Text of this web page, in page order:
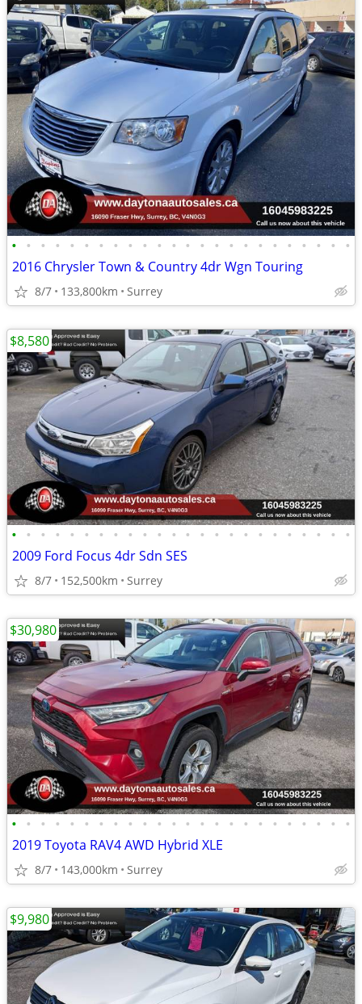
• • • • • • • • • • • • • • • • • • • • • • • •
2016 Chrysler Town & Country 4dr Wgn Touring
8/7 133,800km Surrey
• • • • • • • • • • • • • • • • • • • • • • • •
2009 Ford Focus 4dr Sdn SES
8/7 152,500km Surrey
$8,580
• • • • • • • • • • • • • • • • • • • • • • • •
2019 Toyota RAV4 AWD Hybrid XLE
8/7 143,000km Surrey
$30,980
$9,980